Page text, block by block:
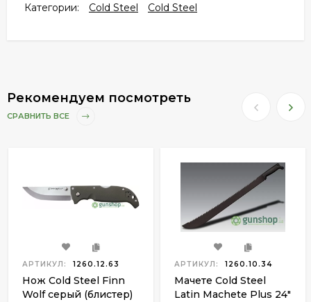
Категории: Cold Steel Cold Steel
Рекомендуем посмотреть
СРАВНИТЬ ВСЕ
АРТИКУЛ: 1260.12.63
Нож Cold Steel Finn
Wolf серый (блистер)
АРТИКУЛ: 1260.10.34
Мачете Cold Steel
Latin Machete Plus 24"